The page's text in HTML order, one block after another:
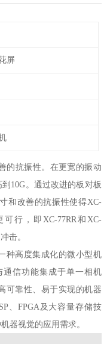
屏
的抗振性。在更宽的振动
10G。通过改进的板对板
和改善的抗振性使得XC-
行，即XC-77RR和XC-
击。
种高度集成化的微小型机
信功能集成于单一相机
可靠性、易于实现的机器
、FPGA及大容量存储技
器视觉的应用需求。